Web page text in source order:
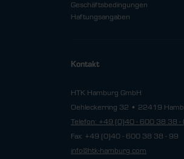
Geschäftsbedingungen
Haftungsangaben
Kontakt
HTK Hamburg GmbH
Oehleckerring 32 • 22419
Telefon: +49 (0)40 - 600 38 38 -
Fax: +49 (0)40 - 600 38 38 - 99
info@htk-hamburg.com